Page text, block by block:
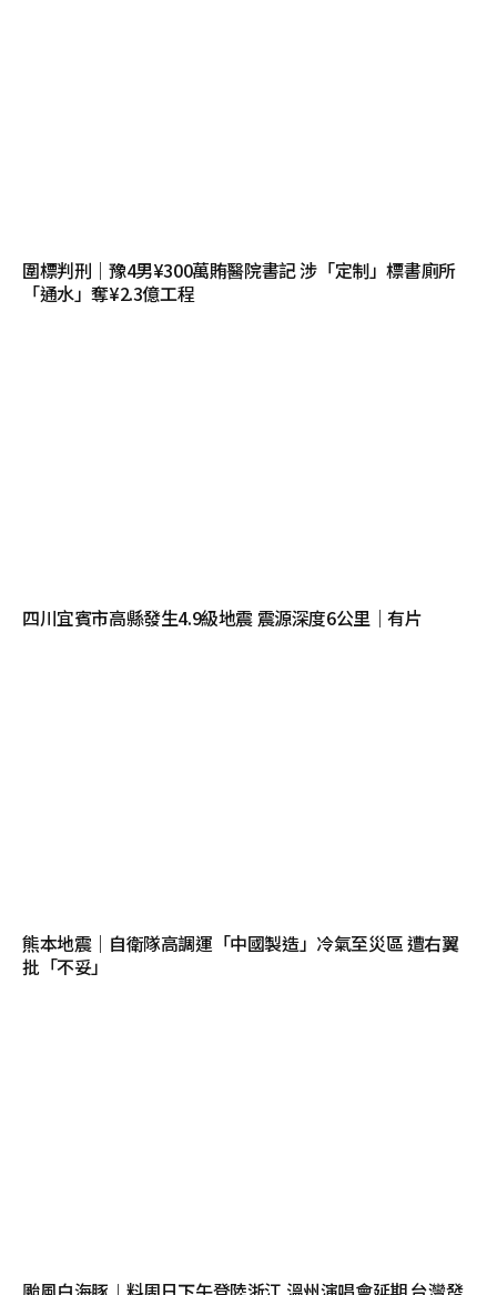
圍標判刑｜豫4男¥300萬賄醫院書記 涉「定制」標書廁所
「通水」奪¥2.3億工程
四川宜賓市高縣發生4.9級地震 震源深度6公里｜有片
熊本地震｜自衛隊高調運「中國製造」冷氣至災區 遭右翼
批「不妥」